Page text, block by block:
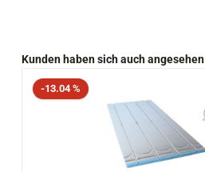
Produktgalerie überspringen
Kunden haben sich auch angesehen
Rabatt
-13.04 %